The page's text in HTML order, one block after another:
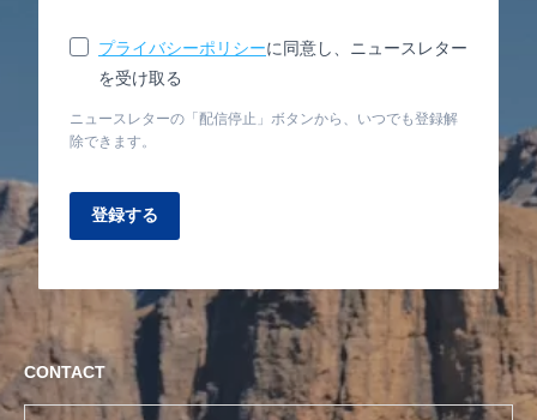
プライバシーポリシーに同意し、ニュースレター
を受け取る
ニュースレターの「配信停止」ボタンから、いつでも登録解
除できます。
登録する
CONTACT